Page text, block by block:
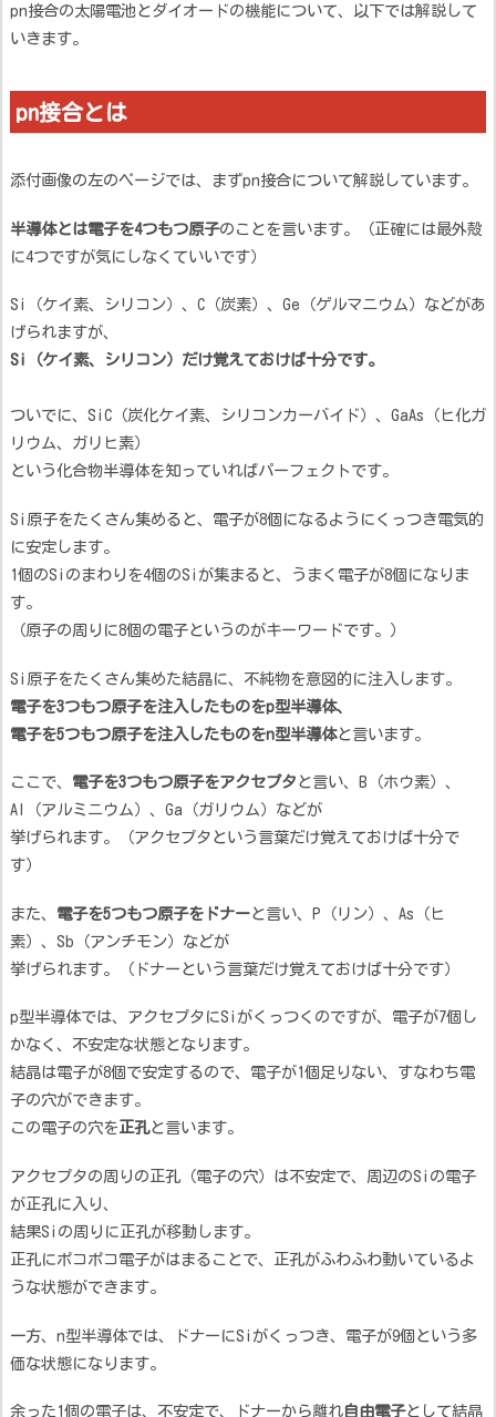
pn接合の太陽電池とダイオードの機能について、以下では解説して
いきます。
pn接合とは
添付画像の左のページでは、まずpn接合について解説しています。
半導体とは電子を4つもつ原子のことを言います。（正確には最外殻
に4つですが気にしなくていいです）
Si（ケイ素、シリコン）、C（炭素）、Ge（ゲルマニウム）などがあ
げられますが、
Si（ケイ素、シリコン）だけ覚えておけば十分です。
ついでに、SiC（炭化ケイ素、シリコンカーバイド）、GaAs（ヒ化ガ
リウム、ガリヒ素）
という化合物半導体を知っていればパーフェクトです。
Si原子をたくさん集めると、電子が8個になるようにくっつき電気的
に安定します。
1個のSiのまわりを4個のSiが集まると、うまく電子が8個になりま
す。
（原子の周りに8個の電子というのがキーワードです。）
Si原子をたくさん集めた結晶に、不純物を意図的に注入します。
電子を3つもつ原子を注入したものをp型半導体、
電子を5つもつ原子を注入したものをn型半導体と言います。
ここで、 電子を3つもつ原子をアクセプタ と言い、B（ホウ素）、
Al（アルミニウム）、Ga（ガリウム）などが
挙げられます。（アクセプタという言葉だけ覚えておけば十分で
す）
また、 電子を5つもつ原子をドナーと言い、P（リン）、As（ヒ
素）、Sb（アンチモン）などが
挙げられます。（ドナーという言葉だけ覚えておけば十分です）
p型半導体では、アクセプタにSiがくっつくのですが、電子が7個し
かなく、不安定な状態となります。
結晶は電子が8個で安定するので、電子が1個足りない、すなわち電
子の穴ができます。
この電子の穴を正孔と言います。
アクセプタの周りの正孔（電子の穴）は不安定で、周辺のSiの電子
が正孔に入り、
結果Siの周りに正孔が移動します。
正孔にポコポコ電子がはまることで、正孔がふわふわ動いているよ
うな状態ができます。
一方、n型半導体では、ドナーにSiがくっつき、電子が9個という多
価な状態になります。
余った1個の電子は、不安定で、ドナーから離れ自由電子として結晶